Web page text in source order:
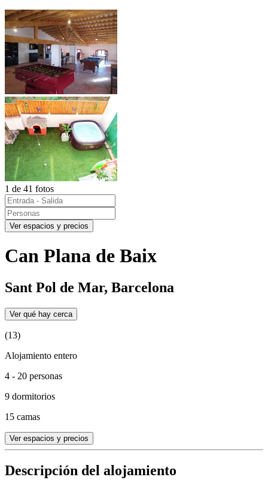
1 de 41 fotos
Ver espacios y precios
Can Plana de Baix
Sant Pol de Mar, Barcelona
Ver qué hay cerca
(13)
Alojamiento entero
4 - 20 personas
9 dormitorios
15 camas
Ver espacios y precios
Descripción del alojamiento